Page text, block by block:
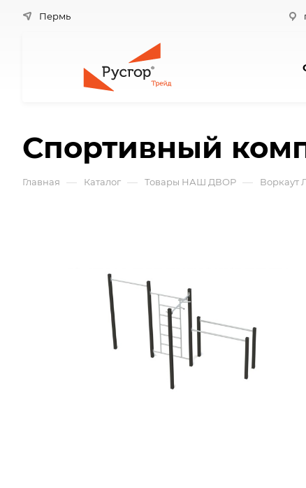
Пермь
Спортивный
Главная — Каталог — Товары НАШ ДВОР — Воркаут